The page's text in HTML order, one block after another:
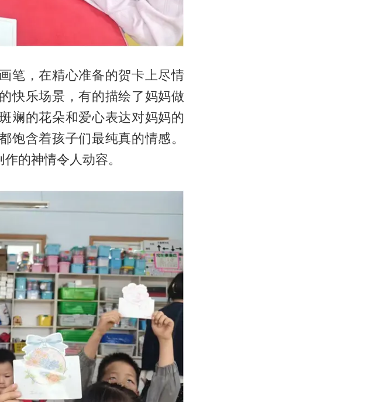
笔，在精心准备的贺卡上尽情
快乐场景，有的描绘了妈妈做
斓的花朵和爱心表达对妈妈的
饱含着孩子们最纯真的情感。
的神情令人动容。